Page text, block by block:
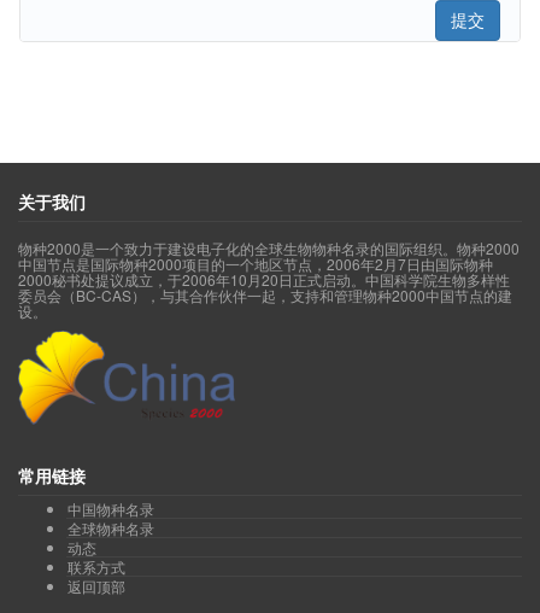
提交
关于我们
物种2000是一个致力于建设电子化的全球生物物种名录的国际组织。物种2000
中国节点是国际物种2000项目的一个地区节点，2006年2月7日由国际物种
2000秘书处提议成立，于2006年10月20日正式启动。中国科学院生物多样性
委员会（BC-CAS），与其合作伙伴一起，支持和管理物种2000中国节点的建
设。
常用链接
中国物种名录
全球物种名录
动态
联系方式
返回顶部